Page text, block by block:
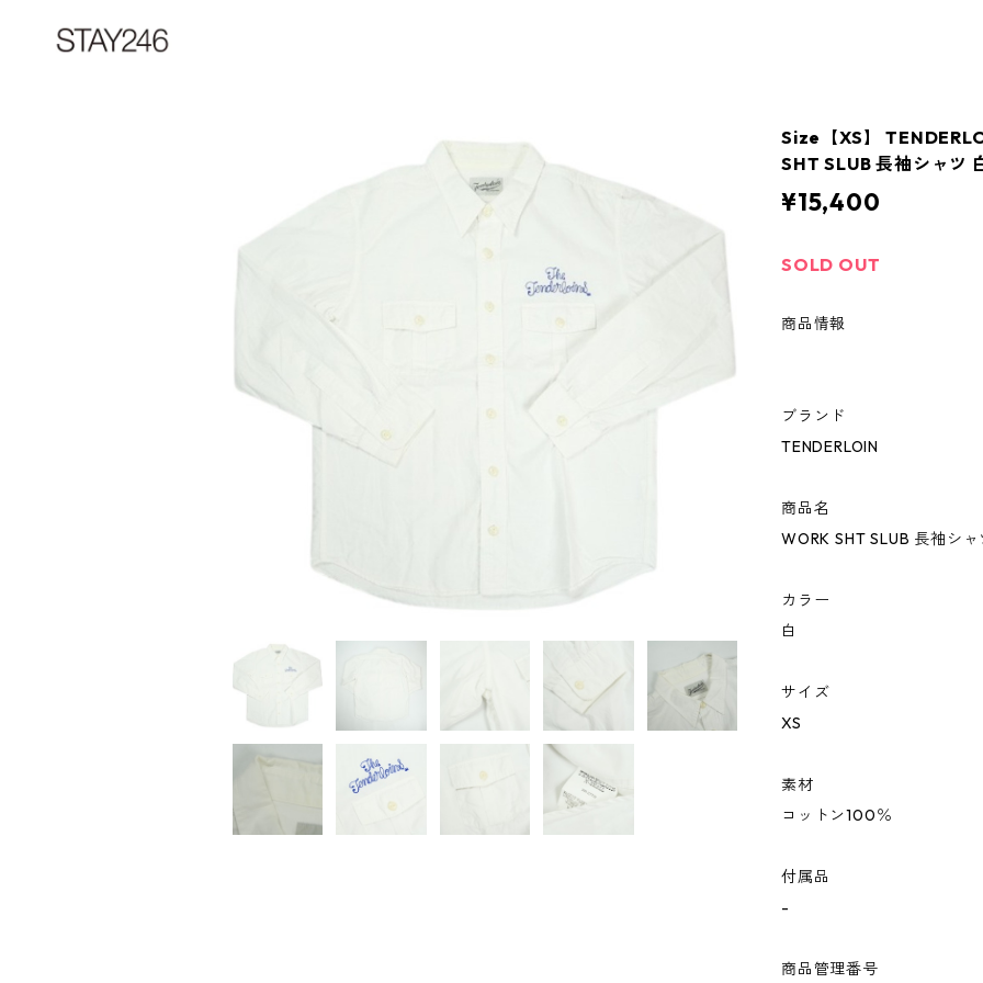
Size【XS】
SHT SLUB 長袖シャツ
¥15,400
SOLD OUT
商品情報
ブランド
TENDERLOIN
商品名
WORK SHT SLUB 長袖シャ
カラー
白
サイズ
XS
素材
コットン100％
付属品
-
商品管理番号